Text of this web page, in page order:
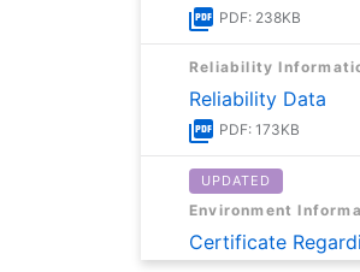
PDF: 238KB
Reliability
Reliability Data
PDF: 173KB
UPDATED
Environment
Certificate